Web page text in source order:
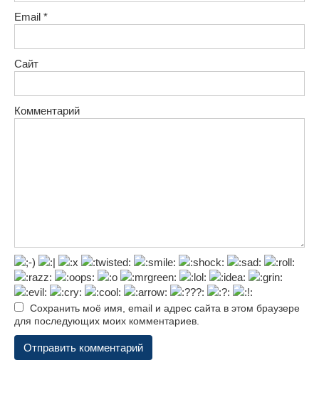
Email *
Сайт
Комментарий
Сохранить моё имя, email и адрес сайта в этом браузере
для последующих моих комментариев.